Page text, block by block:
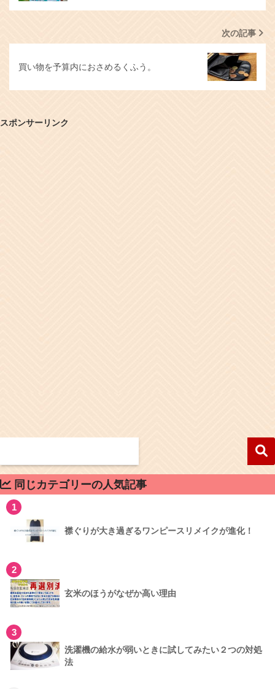
次の記事
買い物を予算内におさめるくふう。
スポンサーリンク
同じカテゴリーの人気記事
1
襟ぐりが大き過ぎるワンピースリメイクが進化！
2
玄米のほうがなぜか高い理由
3
洗濯機の給水が弱いときに試してみたい２つの対処
法